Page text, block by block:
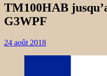
TM100HAB
G3WPF
24 août 2018